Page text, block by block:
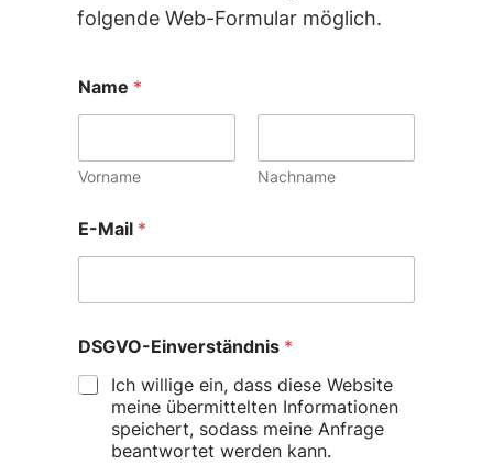
folgende Web-Formular möglich.
Name *
Vorname Nachname
E-Mail *
DSGVO-Einverständnis *
Ich willige ein, dass diese Website
meine übermittelten Informationen
speichert, sodass meine Anfrage
beantwortet werden kann.